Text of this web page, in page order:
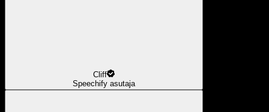
Cliff
Speechify asutaja